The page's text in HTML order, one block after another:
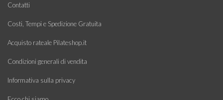
Contatti
Costi, Tempi e Spedizione Gratuita
Acquisto rateale Pilateshop.it
Condizioni generali di vendita
Informativa sulla privacy